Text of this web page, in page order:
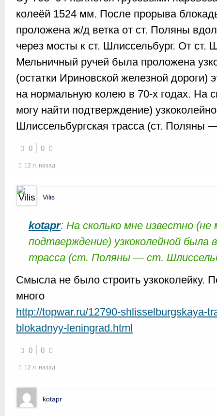
колеёй 1524 мм. После прорыва
проложена ж/д ветка от ст. Поляны
через мосты к ст. Шлиссельбург. От ст.
Мельничный ручей была проложена
(остатки Ириновской железной дороги)
на нормальную колею в 70-х годах. На
могу найти подтверждение)
Шлиссельбургская трасса (ст. Поляны
0 0
12 л. назад
Vilis
kotapr: На сколько мне известно (не
подтверждение) узкоколейной была
трасса (ст. Поляны — ст.
Смысла не было строить узкоколейку.
много
http://topwar.ru/12790-shlisselburgskaya-
blokadnyy-leningrad.html
0 0
12 л. назад
kotapr